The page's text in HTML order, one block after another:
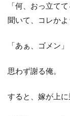
「何、おっ立て
聞いて、コレかよ
「あぁ、ゴメン」
思わず謝る俺。
すると、嫁が上に